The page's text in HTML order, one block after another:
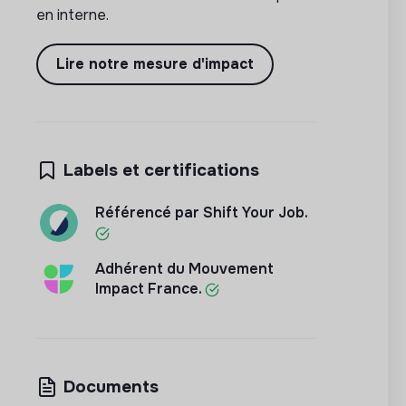
en interne.
Lire notre mesure d'impact
Labels et certifications
Référencé par Shift Your Job.
Adhérent du Mouvement
Impact France.
Documents